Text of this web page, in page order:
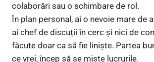
colaborări sau o schimbare de rol.
În plan personal, ai o nevoie mare de
ai chef de discuții în cerc și nici de
făcute doar ca să fie liniște. Partea
ce vrei, încep să se miște lucrurile.